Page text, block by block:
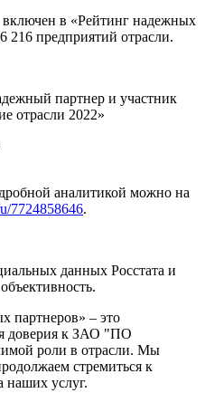
в «Рейтинг надежных
216 предприятий отрасли.
партнер и участник
отрасли 2022»
аналитикой можно на
7724858646.
данных Росстата и
партнеров» – это
доверия к ЗАО "ПО
роли в отрасли. Мы
стремиться к
наших услуг.